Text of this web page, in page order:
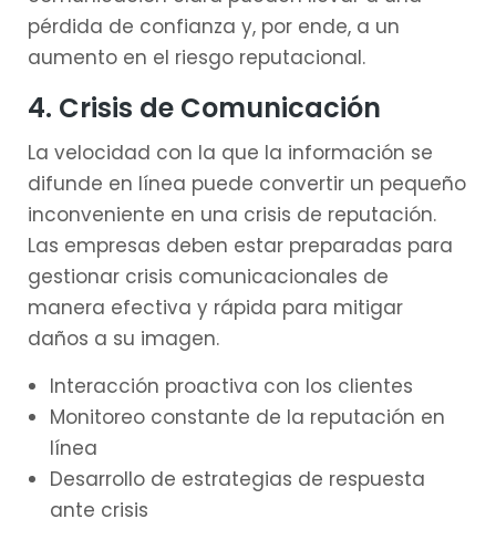
pérdida de confianza y, por ende, a un
aumento en el riesgo reputacional.
4. Crisis de Comunicación
La velocidad con la que la información se
difunde en línea puede convertir un pequeño
inconveniente en una crisis de reputación.
Las empresas deben estar preparadas para
gestionar crisis comunicacionales de
manera efectiva y rápida para mitigar
daños a su imagen.
Interacción proactiva con los clientes
Monitoreo constante de la reputación en
línea
Desarrollo de estrategias de respuesta
ante crisis